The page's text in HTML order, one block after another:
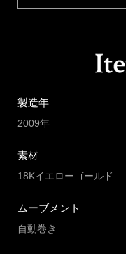
製造年
2009年
素材
18Kイエローゴールド
ムーブメント
自動巻き